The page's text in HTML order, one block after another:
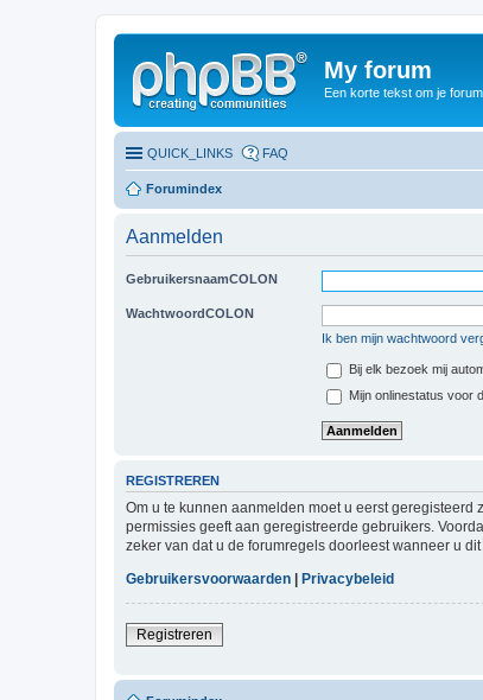
My forum
Een korte tekst om je
QUICK_LINKS FAQ
Forumindex
Aanmelden
GebruikersnaamCOLON
WachtwoordCOLON
Ik ben mijn wachtwoord
Bij elk bezoek mij
Mijn onlinestatus voor
REGISTREREN
Om u te kunnen aanmelden moet u eerst
permissies geeft aan geregistreerde gebruikers.
zeker van dat u de forumregels doorleest wanneer u
Gebruikersvoorwaarden
Privacybeleid
Registreren